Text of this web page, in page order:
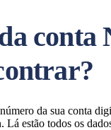
conta
da sua conta
estão todos os